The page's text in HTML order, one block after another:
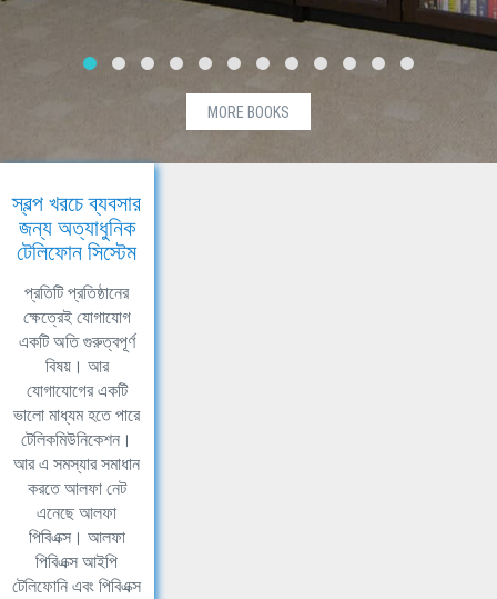
MORE BOOKS
স্বল্প খরচে ব্যবসার
জন্য অত্যাধুনিক
টেলিফোন সিস্টেম
প্রতিটি প্রতিষ্ঠানের
ক্ষেত্রেই যোগাযোগ
একটি অতি গুরুত্বপূর্ণ
বিষয়। আর
যোগাযোগের একটি
ভালো মাধ্যম হতে পারে
টেলিকমিউনিকেশন।
আর এ সমস্যার সমাধান
করতে আলফা নেট
এনেছে আলফা
পিবিএক্স। আলফা
পিবিএক্স আইপি
টেলিফোনি এবং পিবিএক্স